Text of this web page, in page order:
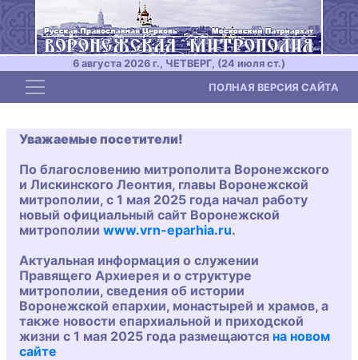
6 августа 2026 г., ЧЕТВЕРГ, (24 июля ст.)
Toggle navigation ПОЛНАЯ ВЕРСИЯ САЙТА
Уважаемые посетители!
По благословению митрополита Воронежского
и Лискинского Леонтия, главы Воронежской
митрополии, с 1 мая 2025 года начал работу
новый официальный сайт Воронежской
митрополии www.vrn-eparhia.ru.
Актуальная информация о служении
Правящего Архиерея и о структуре
митрополии, сведения об истории
Воронежской епархии, монастырей и храмов, а
также новости епархиальной и приходской
жизни с 1 мая 2025 года размещаются на новом
сайте